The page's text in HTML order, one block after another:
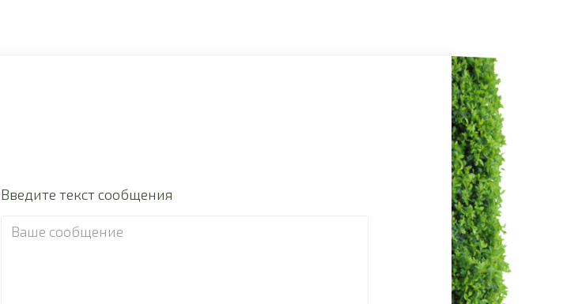
Введите текст сообщения